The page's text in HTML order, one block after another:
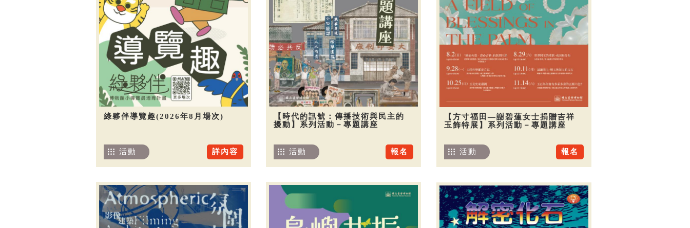
綠夥伴導覽趣(2026年8月場次)
詳內容
活動
【時代的訊號：傳播技術與民主的
擾動】系列活動－專題講座
報名
活動
【方寸福田—謝碧蓮女士捐贈吉祥
玉飾特展】系列活動－專題講座
報名
活動